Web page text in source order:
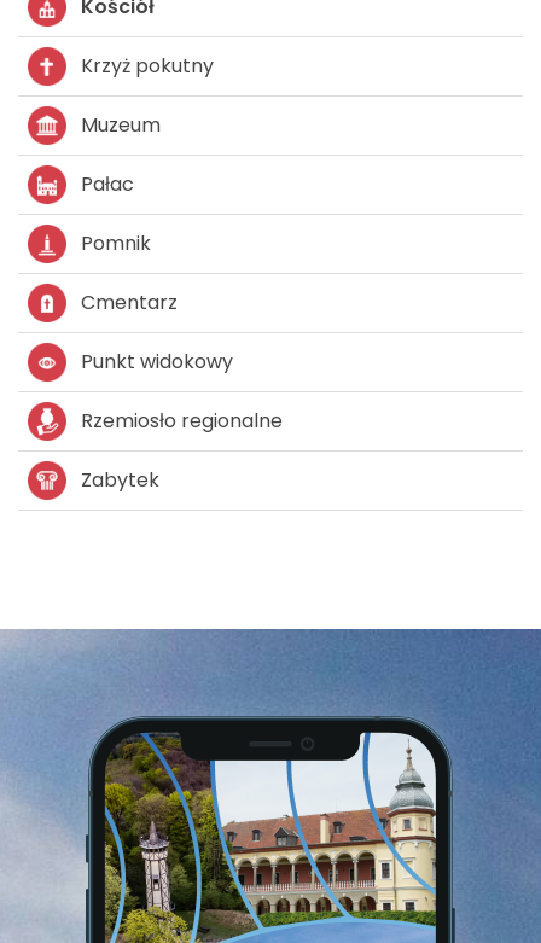
Kościół
Krzyż pokutny
Muzeum
Pałac
Pomnik
Cmentarz
Punkt widokowy
Rzemiosło regionalne
Zabytek